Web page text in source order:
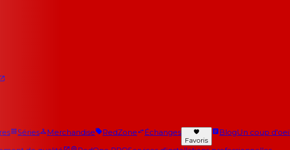
Séries Merchandise RedZone Échanges
Favoris
BlogUn coup